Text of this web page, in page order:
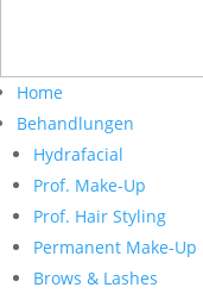
Home
Behandlungen
Hydrafacial
Prof. Make-Up
Prof. Hair Styling
Permanent Make-Up
Brows & Lashes